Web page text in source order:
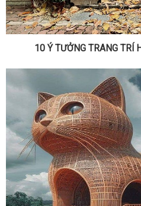
10 Ý TƯỞNG TRANG TRÍ